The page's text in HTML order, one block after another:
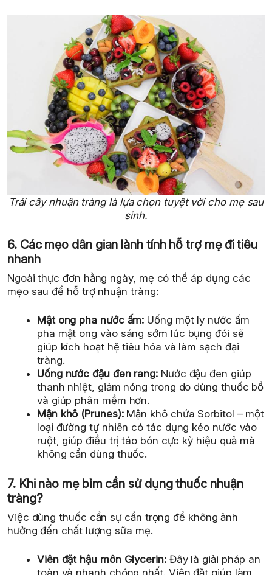
Trái cây nhuận tràng là lựa chọn tuyệt vời cho mẹ sau
sinh.
6. Các mẹo dân gian lành tính hỗ trợ mẹ đi tiêu
nhanh
Ngoài thực đơn hằng ngày, mẹ có thể áp dụng các
mẹo sau để hỗ trợ nhuận tràng:
Mật ong pha nước ấm: Uống một ly nước ấm
pha mật ong vào sáng sớm lúc bụng đói sẽ
giúp kích hoạt hệ tiêu hóa và làm sạch đại
tràng.
Uống nước đậu đen rang: Nước đậu đen giúp
thanh nhiệt, giảm nóng trong do dùng thuốc bổ
và giúp phân mềm hơn.
Mận khô (Prunes):Mận khô chứa Sorbitol – một
loại đường tự nhiên có tác dụng kéo nước vào
ruột, giúp điều trị táo bón cực kỳ hiệu quả mà
không cần dùng thuốc.
7. Khi nào mẹ bỉm cần sử dụng thuốc nhuận
tràng?
Việc dùng thuốc cần sự cẩn trọng để không ảnh
hưởng đến chất lượng sữa mẹ.
Viên đặt hậu môn Glycerin:Đây là giải pháp an